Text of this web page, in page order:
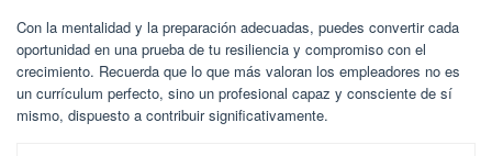
Con la mentalidad y la preparación adecuadas, puedes convertir cada
oportunidad en una prueba de tu resiliencia y compromiso con el
crecimiento. Recuerda que lo que más valoran los empleadores no es
un currículum perfecto, sino un profesional capaz y consciente de sí
mismo, dispuesto a contribuir significativamente.